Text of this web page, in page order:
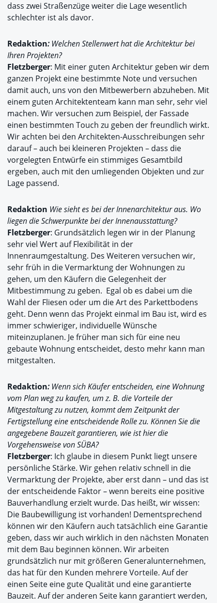
dass zwei Straßenzüge weiter die Lage wesentlich
schlechter ist als davor.
Redaktion:Welchen Stellenwert hat die Architektur bei
Ihren Projekten?
Fletzberger: Mit einer guten Architektur geben wir dem
ganzen Projekt eine bestimmte Note und versuchen
damit auch, uns von den Mitbewerbern abzuheben. Mit
einem guten Architektenteam kann man sehr, sehr viel
machen. Wir versuchen zum Beispiel, der Fassade
einen bestimmten Touch zu geben der freundlich wirkt.
Wir achten bei den Architekten-Ausschreibungen sehr
darauf – auch bei kleineren Projekten – dass die
vorgelegten Entwürfe ein stimmiges Gesamtbild
ergeben, auch mit den umliegenden Objekten und zur
Lage passend.
Redaktion Wie sieht es bei der Innenarchitektur aus. Wo
liegen die Schwerpunkte bei der Innenausstattung?
Fletzberger: Grundsätzlich legen wir in der Planung
sehr viel Wert auf Flexibilität in der
Innenraumgestaltung. Des Weiteren versuchen wir,
sehr früh in die Vermarktung der Wohnungen zu
gehen, um den Käufern die Gelegenheit der
Mitbestimmung zu geben. Egal ob es dabei um die
Wahl der Fliesen oder um die Art des Parkettbodens
geht. Denn wenn das Projekt einmal im Bau ist, wird es
immer schwieriger, individuelle Wünsche
miteinzuplanen. Je früher man sich für eine neu
gebaute Wohnung entscheidet, desto mehr kann man
mitgestalten.
Redaktion:Wenn sich Käufer entscheiden, eine Wohnung
vom Plan weg zu kaufen, um z. B. die Vorteile der
Mitgestaltung zu nutzen, kommt dem Zeitpunkt der
Fertigstellung eine entscheidende Rolle zu. Können Sie die
angegebene Bauzeit garantieren, wie ist hier die
Vorgehensweise von SÜBA?
Fletzberger: Ich glaube in diesem Punkt liegt unsere
persönliche Stärke. Wir gehen relativ schnell in die
Vermarktung der Projekte, aber erst dann – und das ist
der entscheidende Faktor – wenn bereits eine positive
Bauverhandlung erzielt wurde. Das heißt, wir wissen:
Die Baubewilligung ist vorhanden! Dementsprechend
können wir den Käufern auch tatsächlich eine Garantie
geben, dass wir auch wirklich in den nächsten Monaten
mit dem Bau beginnen können. Wir arbeiten
grundsätzlich nur mit größeren Generalunternehmen,
das hat für den Kunden mehrere Vorteile. Auf der
einen Seite eine gute Qualität und eine garantierte
Bauzeit. Auf der anderen Seite kann garantiert werden,